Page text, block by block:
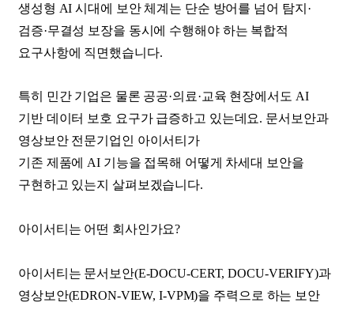
생성형 AI 시대에 보안 체계는 단순 방어를 넘어 탐지·
검증·무결성 보장을 동시에 수행해야 하는 복합적
요구사항에 직면했습니다.
특히 민간 기업은 물론 공공·의료·교육 현장에서도 AI
기반 데이터 보호 요구가 급증하고 있는데요. 문서보안과
영상보안 전문기업인 아이서티가
기존 제품에 AI 기능을 접목해 어떻게 차세대 보안을
구현하고 있는지 살펴보겠습니다.
아이서티는 어떤 회사인가요?
아이서티는 문서보안(E-DOCU-CERT, DOCU-VERIFY)과
영상보안(EDRON-VIEW, I-VPM)을 주력으로 하는 보안